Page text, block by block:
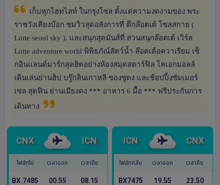
เก็บทุกไฮทไลท์ ในกรุงโซล ตั้งแต่ความงดงามของ พระ
ราชวังเคียงบ๊อก ชมวิวสุดอลังการที่ ตึกล๊อตเต้ โซลสกาย (
Lotte seoul sky ), และสนุกสุดมันส์ที่ สวนสนุกล๊อตเต้ เวิร์ล
Lotte adventure world พิพิธภัณ์สัตว์น้ำ ล๊อตเต้อควาเรียม เช็
กอินแลนด์มาร์กสุดฮิตอย่างห้องสมุดสตาร์ฟิล โคเอกมอลล์
เดินเล่นย่านฮิป บรู๊กลินเกาหลี ซองซูดง และช้อปปิ้งซัมเมอร์
เซล สุดฟิน ย่านเมียงดง *** อาหาร 6 มื้อ *** ฟรีประกันการ
เดินทาง
CNX ICN
ไฟล์ทไป เวลาออก เวลาถึง
BX.7485 00.55 08.15
ICN CNX
ไฟล์ทกลับ เวลาออก เวลาถึง
BX7475 19.55 23.50